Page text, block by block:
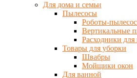
Для дома и семьи
Пылесосы
Роботы-
Вертикальные
Расходники для
Товары для уборки
Швабры
Мойщики окон
Для ванной